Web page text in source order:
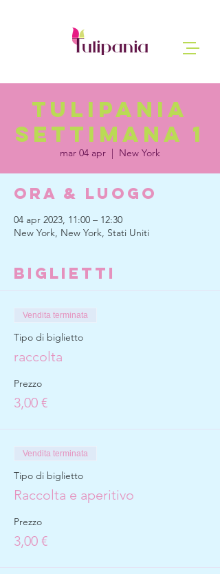
tulipania
settimana 1
mar 04 apr
  |
New York
Ora & Luogo
04 apr 2023, 11:00 – 12:30
New York, New York, Stati Uniti
Biglietti
Vendita terminata
Tipo di biglietto
raccolta
Prezzo
3,00 €
Vendita terminata
Tipo di biglietto
Raccolta e aperitivo
Prezzo
3,00 €